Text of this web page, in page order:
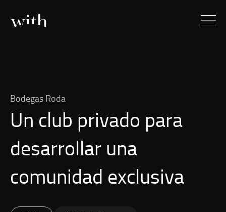
Bodegas Roda
Un club privado para
desarrollar una
comunidad exclusiva